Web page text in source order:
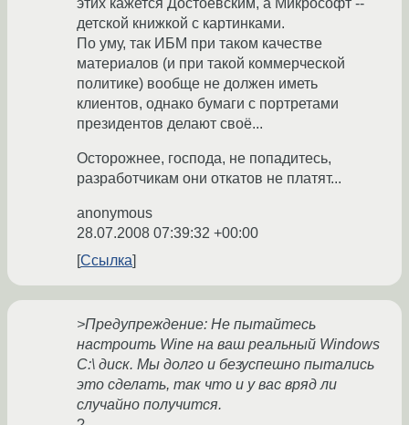
этих кажется Достоевским, а Микрософт --
детской книжкой с картинками.
По уму, так ИБМ при таком качестве
материалов (и при такой коммерческой
политике) вообще не должен иметь
клиентов, однако бумаги с портретами
президентов делают своё...
Осторожнее, господа, не попадитесь,
разработчикам они откатов не платят...
anonymous
28.07.2008 07:39:32 +00:00
Ссылка
>Предупреждение: Не пытайтесь
настроить Wine на ваш реальный Windows
C:\ диск. Мы долго и безуспешно пытались
это сделать, так что и у вас вряд ли
случайно получится.